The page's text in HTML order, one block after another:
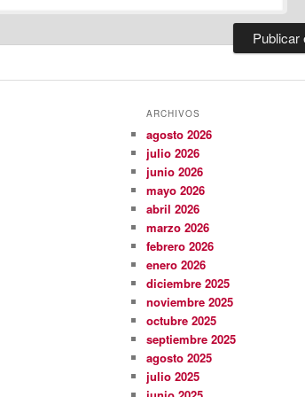
ARCHIVOS
agosto 2026
julio 2026
junio 2026
mayo 2026
abril 2026
marzo 2026
febrero 2026
enero 2026
diciembre 2025
noviembre 2025
octubre 2025
septiembre 2025
agosto 2025
julio 2025